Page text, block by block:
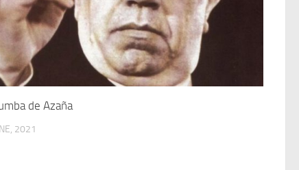
de Azaña
2021